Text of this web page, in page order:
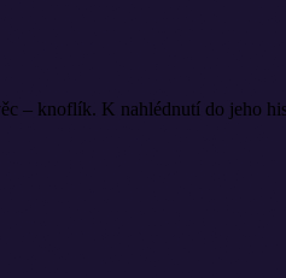
– knoflík. K nahlédnutí do jeho